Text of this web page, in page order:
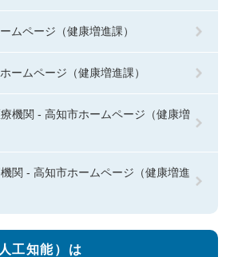
ムページ（健康増進課）
ームページ（健康増進課）
機関 - 高知市ホームページ（健康増
関 - 高知市ホームページ（健康増進
工知能）は